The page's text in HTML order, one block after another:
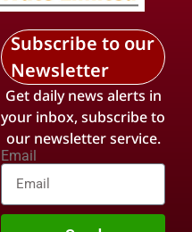
Subscribe to our
Newsletter
Get daily news alerts in
your inbox, subscribe to
our newsletter service.
Email